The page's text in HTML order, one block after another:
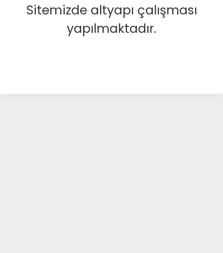
Sitemizde altyapı çalışması
yapılmaktadır.